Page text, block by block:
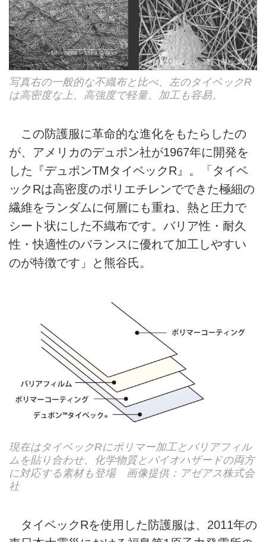
写真右の一般的な不織布と比べ、左のタイベックR
は高密度な上、高強度で軽量、加工も容易。
この防護服に革命的な進化をもたらしたの
が、アメリカのデュポン社が1967年に開発を
した『デュポンTMタイベックR』。「タイベ
ックRは高密度のポリエチレンでできた極細の
繊維をランダムに何層にも重ね、熱と圧力で
シート状にした不織布です。バリア性・耐久
性・快適性のバランスに優れて加工しやすい
のが特徴です」と熊谷氏。
現在はタイベックRにポリマー加工とバリアフィル
ムを貼り合わせ、化学物質とバイオハザードの両方
に対応する素材も登場 画像提供：アゼアス株式会
社
タイベックRを使用した防護服は、2011年の